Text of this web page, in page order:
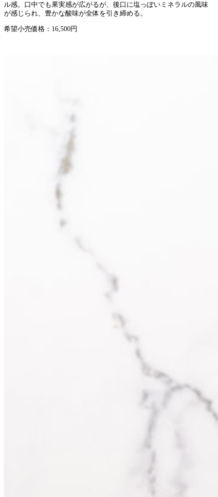
ル感。口中でも果実感が広がるが、後口に塩っぽいミネラルの風味
が感じられ、豊かな酸味が全体を引き締める。
希望小売価格：16,500円